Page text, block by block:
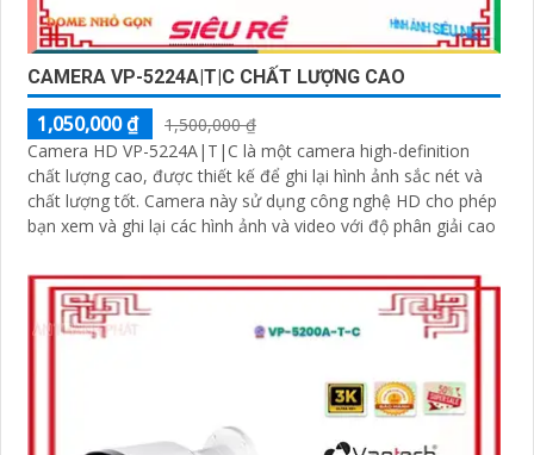
CAMERA VP-5224A|T|C CHẤT LƯỢNG CAO
1,050,000 ₫
1,500,000 ₫
Camera HD VP-5224A|T|C là một camera high-definition
chất lượng cao, được thiết kế để ghi lại hình ảnh sắc nét và
chất lượng tốt. Camera này sử dụng công nghệ HD cho phép
bạn xem và ghi lại các hình ảnh và video với độ phân giải cao